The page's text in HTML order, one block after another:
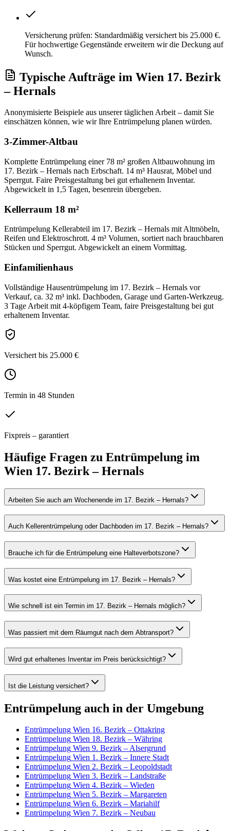
Versicherung prüfen: Standardmäßig versichert bis 25.000 €.
Für hochwertige Gegenstände erweitern wir die Deckung auf
Wunsch.
Typische Aufträge im Wien 17. Bezirk
– Hernals
Anonymisierte Beispiele aus unserer täglichen Arbeit – damit Sie
einschätzen können, wie wir Ihre Entrümpelung planen würden.
3-Zimmer-Altbau
Komplette Entrümpelung einer 78 m² großen Altbauwohnung im
17. Bezirk – Hernals nach Erbschaft. 14 m³ Hausrat, Möbel und
Sperrgut. Faire Preisgestaltung bei gut erhaltenem Inventar.
Abgewickelt in 1,5 Tagen, besenrein übergeben.
Kellerraum 18 m²
Entrümpelung Kellerabteil im 17. Bezirk – Hernals mit Altmöbeln,
Reifen und Elektroschrott. 4 m³ Volumen, sortiert nach brauchbaren
Stücken und Sperrgut. Abgewickelt an einem Vormittag.
Einfamilienhaus
Vollständige Hausentrümpelung im 17. Bezirk – Hernals vor
Verkauf, ca. 32 m³ inkl. Dachboden, Garage und Garten-Werkzeug.
3 Tage Arbeit mit 4-köpfigem Team, faire Preisgestaltung bei gut
erhaltenem Inventar.
Versichert bis 25.000 €
Termin in 48 Stunden
Fixpreis – garantiert
Häufige Fragen zu Entrümpelung im
Wien 17. Bezirk – Hernals
Arbeiten Sie auch am Wochenende im 17. Bezirk – Hernals?
Auch Kellerentrümpelung oder Dachboden im 17. Bezirk – Hernals?
Brauche ich für die Entrümpelung eine Halteverbotszone?
Was kostet eine Entrümpelung im 17. Bezirk – Hernals?
Wie schnell ist ein Termin im 17. Bezirk – Hernals möglich?
Was passiert mit dem Räumgut nach dem Abtransport?
Wird gut erhaltenes Inventar im Preis berücksichtigt?
Ist die Leistung versichert?
Entrümpelung auch in der Umgebung
Entrümpelung Wien 16. Bezirk – Ottakring
Entrümpelung Wien 18. Bezirk – Währing
Entrümpelung Wien 9. Bezirk – Alsergrund
Entrümpelung Wien 1. Bezirk – Innere Stadt
Entrümpelung Wien 2. Bezirk – Leopoldstadt
Entrümpelung Wien 3. Bezirk – Landstraße
Entrümpelung Wien 4. Bezirk – Wieden
Entrümpelung Wien 5. Bezirk – Margareten
Entrümpelung Wien 6. Bezirk – Mariahilf
Entrümpelung Wien 7. Bezirk – Neubau